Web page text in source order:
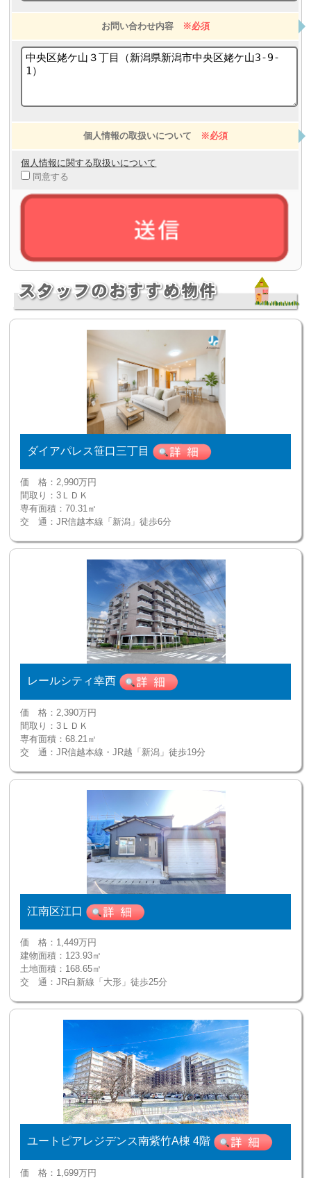
お問い合わせ内容 ※必須
個人情報の取扱いについて ※必須
個人情報に関する取扱いについて
同意する
ダイアパレス笹口三丁目
価 格：2,990万円
間取り：3ＬＤＫ
専有面積：70.31㎡
交 通：JR信越本線「新潟」徒歩6分
レールシティ幸西
価 格： 2,390万円
間取り：3ＬＤＫ
専有面積：68.21㎡
交 通：JR信越本線・JR越「新潟」徒歩19分
江南区江口
価 格： 1,449万円
建物面積： 123.93㎡
土地面積： 168.65㎡
交 通：JR白新線「大形」徒歩25分
ユートピアレジデンス南紫竹A棟 4階
価 格： 1,699万円